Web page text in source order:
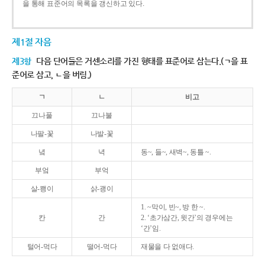
을 통해 표준어의 목록을 갱신하고 있다.
제1절 자음
제3항 다음 단어들은 거센소리를 가진 형태를 표준어로 삼는다.(ㄱ을 표
준어로 삼고, ㄴ을 버림.)
ㄱ ㄴ 비고
끄나풀 끄나불
나팔-꽃 나발-꽃
녘 녁 동~, 들~, 새벽~, 동틀 ~.
부엌 부억
살-쾡이 삵-괭이
칸 간
1. ~막이, 빈~, 방 한 ~.
2. ‘초가삼간, 윗간’의 경우에는
‘간’임.
털어-먹다 떨어-먹다 재물을 다 없애다.